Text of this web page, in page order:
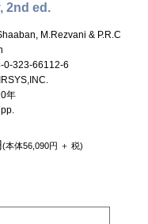
2nd ed.
M.Rezvani & P.R.C
0-323-66112-6
年
(本体56,090円 ＋ 税)